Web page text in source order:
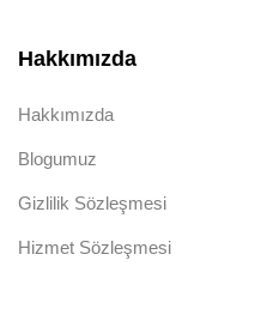
Hakkımızda
Hakkımızda
Blogumuz
Gizlilik Sözleşmesi
Hizmet Sözleşmesi